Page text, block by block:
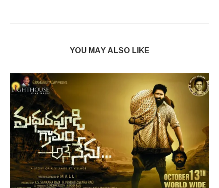
YOU MAY ALSO LIKE